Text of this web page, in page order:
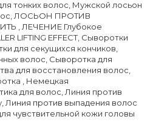
тонких волос Мужской лосьон
ЛОСЬОН ПРОТИВ
ЛЕЧЕНИЕ Глубокое
LIFTING EFFECT, Сыворотки
для секущихся кончиков
волос Сыворотка для
для восстановления волос
Немецкая
для волос Линия против
Линия против выпадения волос
чувствительной кожи головы